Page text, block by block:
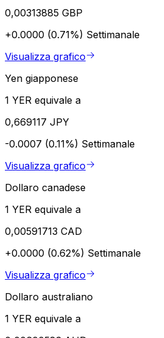
0,00313885 GBP
+0.0000 (0.71%) Settimanale
Visualizza grafico
Yen giapponese
1 YER equivale a
0,669117 JPY
-0.0007 (0.11%) Settimanale
Visualizza grafico
Dollaro canadese
1 YER equivale a
0,00591713 CAD
+0.0000 (0.62%) Settimanale
Visualizza grafico
Dollaro australiano
1 YER equivale a